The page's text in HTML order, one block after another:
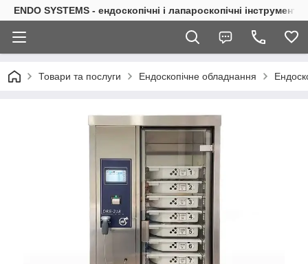
ENDO SYSTEMS - ендоскопічні і лапароскопічні інструменти
Товари та послуги Ендоскопічне обладнання